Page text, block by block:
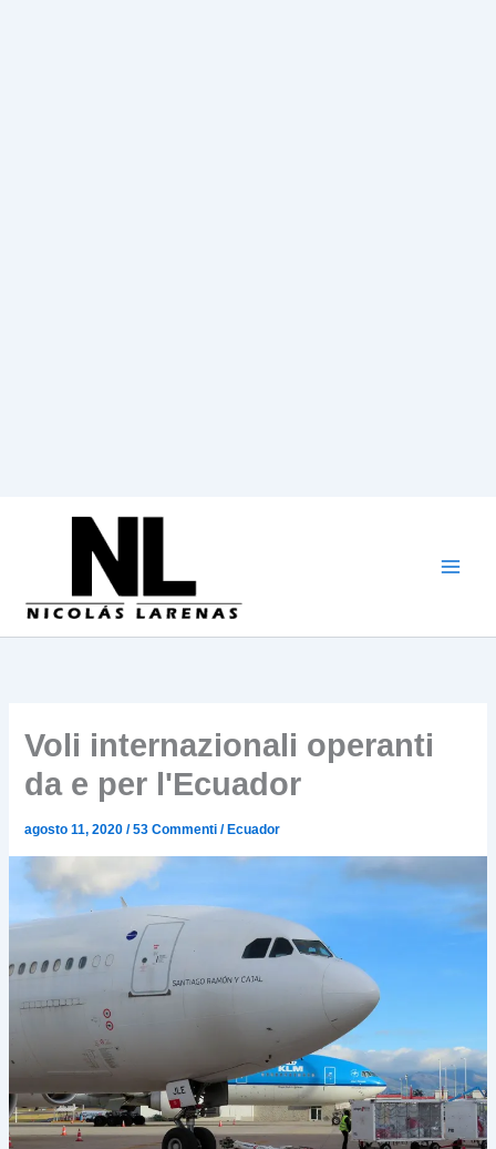
Voli internazionali operanti
da e per l'Ecuador
agosto 11, 2020/53 Commenti / Ecuador